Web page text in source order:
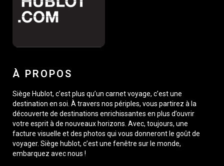
À PROPOS
Siège Hublot, c’est plus qu’un carnet voyage, c’est une
destination en soi. À travers nos périples, vous partirez à la
découverte de destinations enrichissantes en plus d’ouvrir
votre esprit à de nouveaux horizons. Avec, toujours, une
facture visuelle et des photos qui vous donneront le goût de
voyager. Siège hublot, c’est une fenêtre sur le monde,
embarquez avec nous !